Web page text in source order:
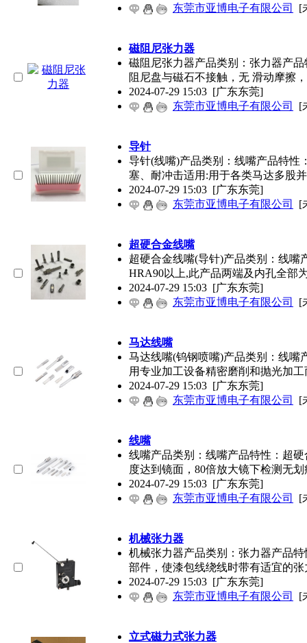
东莞市亚博电子有限公司
[
磁阻尼张力器
磁阻尼张力器产品类别：张力器产
阻尼盘与磁石不接触，无 滑动摩擦
2024-07-29 15:03 [广东东莞]
东莞市亚博电子有限公司
[
导针
导针(线嘴)产品类别：线嘴产品特性
塞、耐冲击适用:用于各类马达多股
2024-07-29 15:03 [广东东莞]
东莞市亚博电子有限公司
[
超硬合金线嘴
超硬合金线嘴(导针)产品类别：线嘴
HRA90以上,此产品两端及内孔全部
2024-07-29 15:03 [广东东莞]
东莞市亚博电子有限公司
[
马达线嘴
马达线嘴(钨钢喷嘴)产品类别：线嘴
用专业加工设备精密磨削和抛光加工
2024-07-29 15:03 [广东东莞]
东莞市亚博电子有限公司
[
线嘴
线嘴产品类别：线嘴产品特性：超
度达到镜面，80倍放大镜下检测无
2024-07-29 15:03 [广东东莞]
东莞市亚博电子有限公司
[
机械张力器
机械张力器产品类别：张力器产品
部件，使漆包线绕线时带有适宜的张
2024-07-29 15:03 [广东东莞]
东莞市亚博电子有限公司
[
立式磁力式张力器